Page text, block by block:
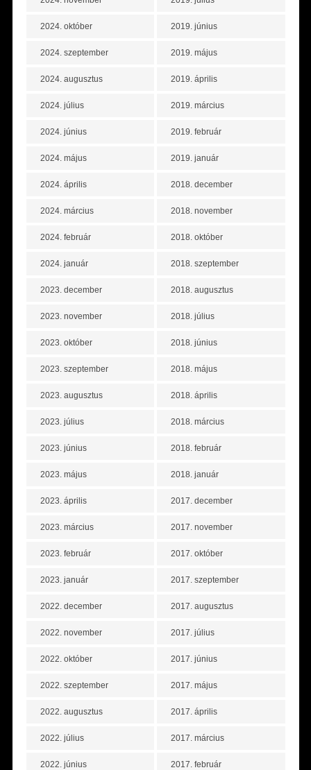
2024. október
2024. szeptember
2024. augusztus
2024. július
2024. június
2024. május
2024. április
2024. március
2024. február
2024. január
2023. december
2023. november
2023. október
2023. szeptember
2023. augusztus
2023. július
2023. június
2023. május
2023. április
2023. március
2023. február
2023. január
2022. december
2022. november
2022. október
2022. szeptember
2022. augusztus
2022. július
2022. június
2019. június
2019. május
2019. április
2019. március
2019. február
2019. január
2018. december
2018. november
2018. október
2018. szeptember
2018. augusztus
2018. július
2018. június
2018. május
2018. április
2018. március
2018. február
2018. január
2017. december
2017. november
2017. október
2017. szeptember
2017. augusztus
2017. július
2017. június
2017. május
2017. április
2017. március
2017. február